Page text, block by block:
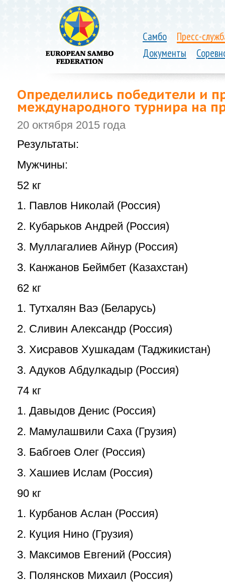
Самбо
Пресс-
Документы
Определились победители и
международного турнира на
20 октября 2015 года
Результаты:
Мужчины:
52 кг
1. Павлов Николай (Россия)
2. Кубарьков Андрей (Россия)
3. Муллагалиев Айнур (Россия)
3. Канжанов Беймбет (Казахстан)
62 кг
1. Тутхалян Ваэ (Беларусь)
2. Сливин Александр (Россия)
3. Хисравов Хушкадам (Таджикистан)
3. Адуков Абдулкадыр (Россия)
74 кг
1. Давыдов Денис (Россия)
2. Мамулашвили Саха (Грузия)
3. Бабгоев Олег (Россия)
3. Хашиев Ислам (Россия)
90 кг
1. Курбанов Аслан (Россия)
2. Куция Нино (Грузия)
3. Максимов Евгений (Россия)
3. Полянсков Михаил (Россия)